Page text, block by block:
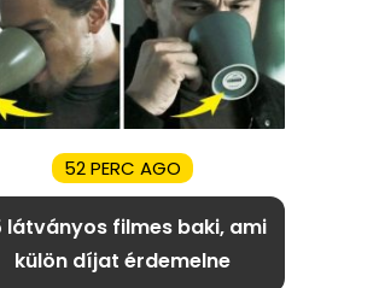
52 PERC AGO
látványos filmes baki, ami
külön díjat érdemelne